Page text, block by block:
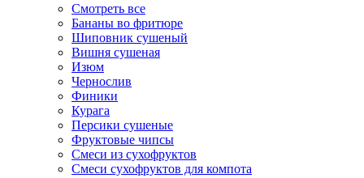
Смотреть все
Бананы во фритюре
Шиповник сушеный
Вишня сушеная
Изюм
Чернослив
Финики
Курага
Персики сушеные
Фруктовые чипсы
Смеси из сухофруктов
Смеси сухофруктов для компота